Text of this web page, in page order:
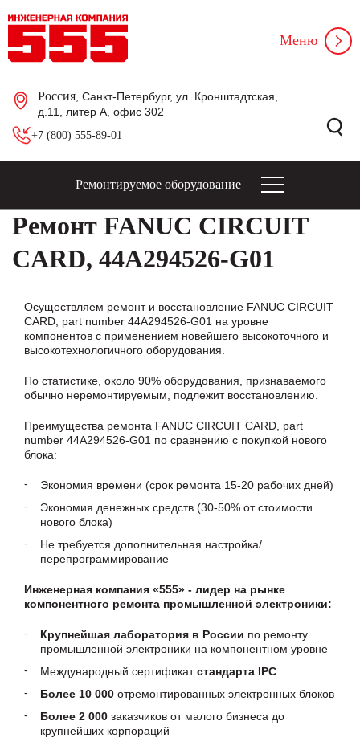
Россия , Санкт-Петербург, ул. Кронштадтская,
д.11, литер А, офис 302
+7 (800) 555-89-01
Меню
Ремонтируемое оборудование
Ремонт FANUC CIRCUIT
CARD, 44A294526-G01
Осуществляем ремонт и восстановление FANUC CIRCUIT
CARD, part number 44A294526-G01 на уровне
компонентов с применением новейшего высокоточного и
высокотехнологичного оборудования.
По статистике, около 90% оборудования, признаваемого
обычно неремонтируемым, подлежит восстановлению.
Преимущества ремонта FANUC CIRCUIT CARD, part
number 44A294526-G01 по сравнению с покупкой нового
блока:
Экономия времени (срок ремонта 15-20 рабочих дней)
Экономия денежных средств (30-50% от стоимости
нового блока)
Не требуется дополнительная настройка/
перепрограммирование
Инженерная компания «555» - лидер на рынке
компонентного ремонта промышленной электроники:
Крупнейшая лаборатория в России по ремонту
промышленной электроники на компонентном уровне
Международный сертификатстандарта IPC
Более 10 000 отремонтированных электронных блоков
Более 2 000 заказчиков от малого бизнеса до
крупнейших корпораций